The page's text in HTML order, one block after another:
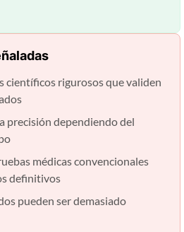
científicos rigurosos que validen
precisión dependiendo del
médicas convencionales
definitivos
pueden ser demasiado